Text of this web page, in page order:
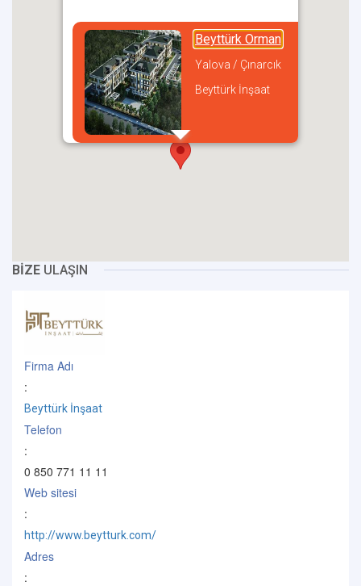
Beyttürk Orman
Yalova / Çınarcık
Beyttürk İnşaat
BİZE ULAŞIN
Firma Adı
:
Beyttürk İnşaat
Telefon
:
0 850 771 11 11
Web sitesi
:
http://www.beytturk.com/
Adres
: